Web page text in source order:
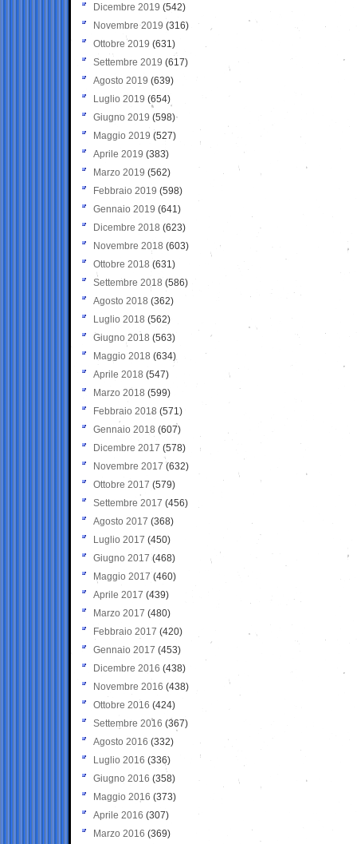
Dicembre 2019 (542)
Novembre 2019 (316)
Ottobre 2019 (631)
Settembre 2019 (617)
Agosto 2019 (639)
Luglio 2019 (654)
Giugno 2019 (598)
Maggio 2019 (527)
Aprile 2019 (383)
Marzo 2019 (562)
Febbraio 2019 (598)
Gennaio 2019 (641)
Dicembre 2018 (623)
Novembre 2018 (603)
Ottobre 2018 (631)
Settembre 2018 (586)
Agosto 2018 (362)
Luglio 2018 (562)
Giugno 2018 (563)
Maggio 2018 (634)
Aprile 2018 (547)
Marzo 2018 (599)
Febbraio 2018 (571)
Gennaio 2018 (607)
Dicembre 2017 (578)
Novembre 2017 (632)
Ottobre 2017 (579)
Settembre 2017 (456)
Agosto 2017 (368)
Luglio 2017 (450)
Giugno 2017 (468)
Maggio 2017 (460)
Aprile 2017 (439)
Marzo 2017 (480)
Febbraio 2017 (420)
Gennaio 2017 (453)
Dicembre 2016 (438)
Novembre 2016 (438)
Ottobre 2016 (424)
Settembre 2016 (367)
Agosto 2016 (332)
Luglio 2016 (336)
Giugno 2016 (358)
Maggio 2016 (373)
Aprile 2016 (307)
Marzo 2016 (369)